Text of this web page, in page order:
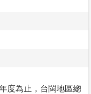
度為止，台閩地區總